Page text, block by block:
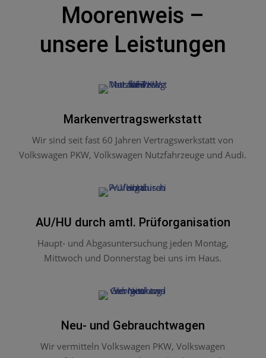
Moorenweis –
unsere Leistungen
Markenvertragswerkstatt
Wir sind seit fast 60 Jahren Vertragswerkstatt von
Volkswagen PKW, Volkswagen Nutzfahrzeuge und Audi.
AU/HU durch amtl. Prüforganisation
Haupt- und Abgasuntersuchung jeden Montag,
Mittwoch und Donnerstag bei uns im Haus.
Neu- und Gebrauchtwagen
Wir vermitteln Volkswagen PKW, Volkswagen